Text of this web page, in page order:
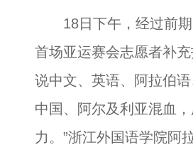
18日下午，经过前期
首场亚运赛会志愿者补
说中文、英语、阿拉伯
中国、阿尔及利亚混血
力。”浙江外国语学院阿